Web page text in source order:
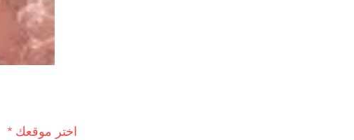
اختر موقعك *